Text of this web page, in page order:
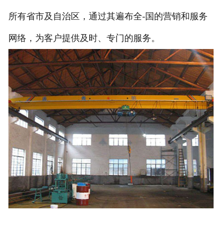
所有省市及自治区，通过其遍布全-国的营销和服务
网络，为客户提供及时、专门的服务。